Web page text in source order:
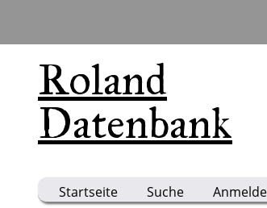
Roland
Datenbank
Startseite Suche